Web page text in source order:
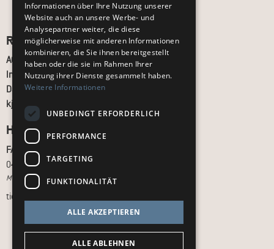
Recht und Ordnung
AGB
Impressum
Datenschutz
kj.de
Hilfe & Support
FAQ
040 - 413 22 60
Montag bis Freitag, 10:00 bis 18:00 Uhr
tickets@kj.de
Informationen über Ihre Nutzung unserer
Website auch an unsere Werbe- und
Analysepartner weiter, die diese
möglicherweise mit anderen Informationen
kombinieren, die Sie ihnen bereitgestellt
haben oder die sie im Rahmen Ihrer
Nutzung ihrer Dienste gesammelt haben.
Weitere Informationen
UNBEDINGT ERFORDERLICH
PERFORMANCE
TARGETING
FUNKTIONALITÄT
ALLE AKZEPTIEREN
ALLE ABLEHNEN